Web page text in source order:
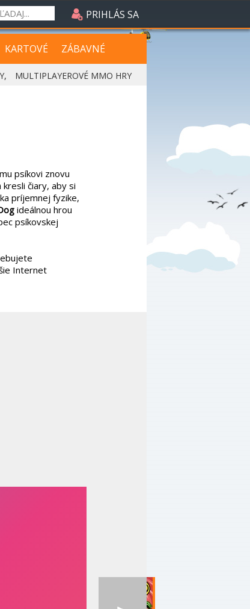
PRIHLÁS SA
KARTOVÉ ZÁBAVNÉ
, MULTIPLAYEROVÉ MMO HRY
psíkovi znovu
čiary, aby si
príjemnej fyzike,
ideálnou hrou
psíkovskej
Internet